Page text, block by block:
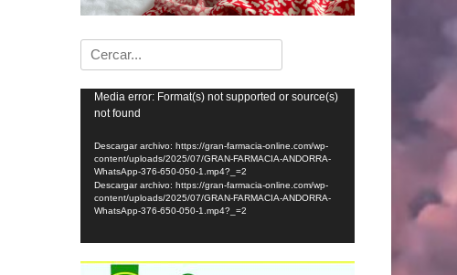
Buscar:
Reproductor
Media error: Format(s) not supported or source(s)
not found
Descargar archivo: https://gran-farmacia-online.com/wp-
content/uploads/2025/07/GRAN-FARMACIA-ANDORRA-
WhatsApp-376-650-050-1.mp4?_=2
Descargar archivo: https://gran-farmacia-online.com/wp-
content/uploads/2025/07/GRAN-FARMACIA-ANDORRA-
WhatsApp-376-650-050-1.mp4?_=2